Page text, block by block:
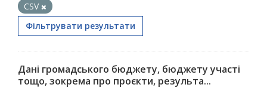
CSV
Фільтрувати результати
Дані громадського бюджету, бюджету участі
тощо, зокрема про проєкти, результа...